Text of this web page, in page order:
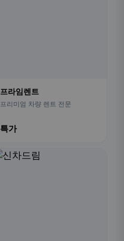
프라임렌트
프리미엄 차량 렌트 전문
특가